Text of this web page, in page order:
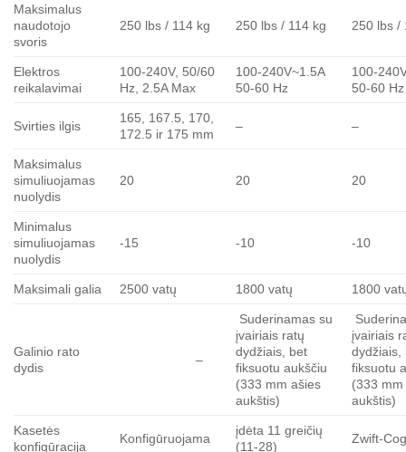
Maksimalus
naudotojo
svoris
250 lbs / 114 kg 250 lbs / 114 kg 250 lbs /
Elektros
reikalavimai
100-240V, 50/60
Hz, 2.5A Max
100-240V~1.5A
50-60 Hz
100-
50-60 Hz
Svirties ilgis
165, 167.5, 170,
172.5 ir 175 mm
– –
Maksimalus
simuliuojamas
nuolydis
20 20 20
Minimalus
simuliuojamas
nuolydis
-15 -10 -10
Maksimali galia 2500 vatų 1800 vatų 1800
Galinio rato
dydis
–
Suderinamas su
įvairiais ratų
dydžiais, bet
fiksuotu aukščiu
(333 mm ašies
aukštis)
įvairiais
dydžiais,
fiksuotu
(333
aukštis)
Kasetės
konfigūracija
Konfigūruojama
įdėta 11 greičių
(11-28)
Zwift-